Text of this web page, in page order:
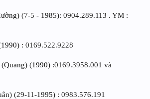
(7-5 - 1985): 0904.289.113 . YM :
: 0169.522.9228
(1990) :0169.3958.001 và
(29-11-1995) : 0983.576.191